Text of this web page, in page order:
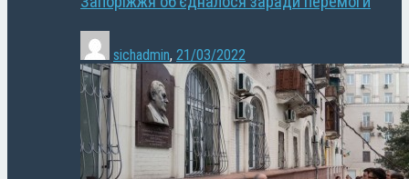
sichadmin, 21/03/2022